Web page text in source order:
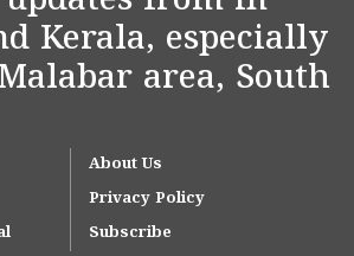
Kerala, especially
area, South
About Us
Privacy Policy
Subscribe